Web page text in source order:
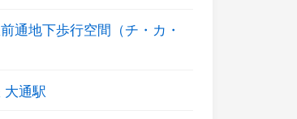
通地下歩行空間（チ・カ・
大通駅